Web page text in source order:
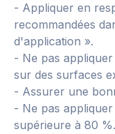
- Appliquer en
recommandées
d'application ».
- Ne pas
sur des surfaces
- Assurer une
- Ne pas
supérieure à 80 %.